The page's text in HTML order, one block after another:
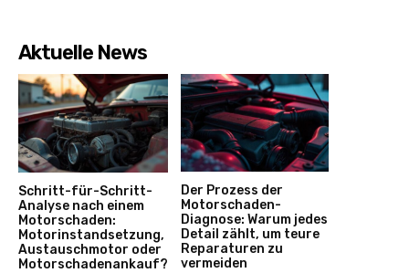
Aktuelle News
Schritt-für-Schritt-
Analyse nach einem
Motorschaden:
Motorinstandsetzung,
Austauschmotor oder
Motorschadenankauf?
Der Prozess der
Motorschaden-
Diagnose: Warum jedes
Detail zählt, um teure
Reparaturen zu
vermeiden